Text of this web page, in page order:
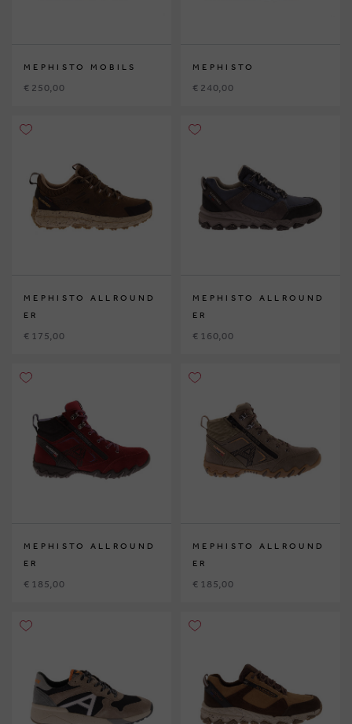
MEPHISTO MOBILS
€ 250,00
MEPHISTO
€ 240,00
MEPHISTO ALLROUND
ER
€ 175,00
MEPHISTO ALLROUND
ER
€ 160,00
MEPHISTO ALLROUND
ER
€ 185,00
MEPHISTO ALLROUND
ER
€ 185,00